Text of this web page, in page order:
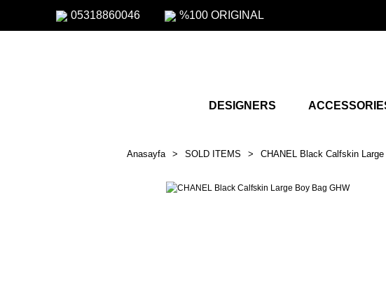
05318860046 %100 ORIGINAL
DESIGNERS
Anasayfa SOLD ITEMS CHANEL Black Calfskin